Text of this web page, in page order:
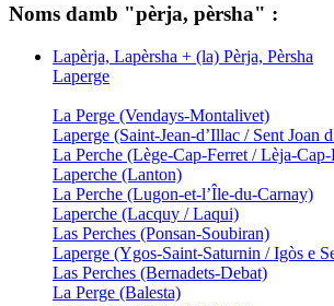
Noms damb "pèrja, pèrsha" :
Lapèrja, Lapèrsha + (la) Pèrja, Pèrsha
Laperge
La Perge (Vendays-Montalivet)
Laperge (Saint-Jean-d’Illac / Sent Joan
La Perche (Lège-Cap-Ferret / Lèja-
Laperche (Lanton)
La Perche (Lugon-et-l’Île-du-Carnay)
Laperche (Lacquy / Laqui)
Las Perches (Ponsan-Soubiran)
Laperge (Ygos-Saint-Saturnin / Igòs e
Las Perches (Bernadets-Debat)
La Perge (Balesta)